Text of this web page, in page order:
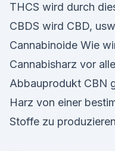
THCS wird durch
CBDS wird CBD,
Cannabinoide Wie
Cannabisharz vor
Abbauprodukt CBN
Harz von einer
Stoffe zu